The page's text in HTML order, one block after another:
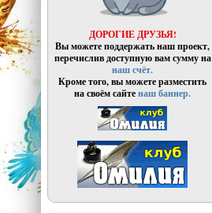
ДОРОГИЕ ДРУЗЬЯ!
Вы можете поддержать наш проект,
перечислив доступную вам сумму на
наш счёт.
Кроме того, вы можете разместить
на своём сайтенаш баннер.